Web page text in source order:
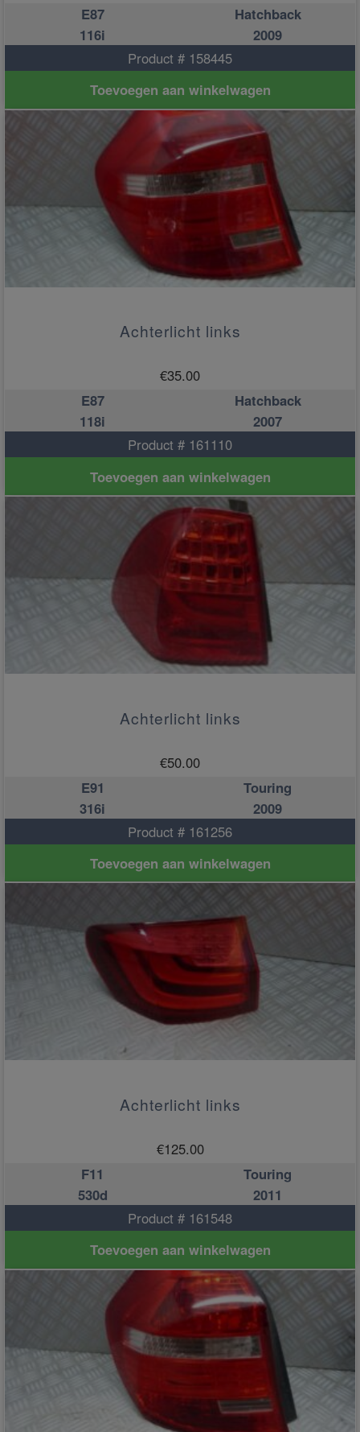
E87
Hatchback
116i
2009
Product # 158445
Toevoegen aan winkelwagen
Achterlicht links
€35.00
E87
Hatchback
118i
2007
Product # 161110
Toevoegen aan winkelwagen
Achterlicht links
€50.00
E91
Touring
316i
2009
Product # 161256
Toevoegen aan winkelwagen
Achterlicht links
€125.00
F11
Touring
530d
2011
Product # 161548
Toevoegen aan winkelwagen